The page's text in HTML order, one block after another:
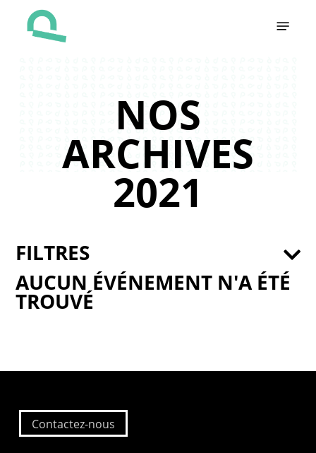
NOS
ARCHIVES
2021
AUCUN ÉVÉNEMENT N'A ÉTÉ
TROUVÉ
FILTRES
Contactez-nous